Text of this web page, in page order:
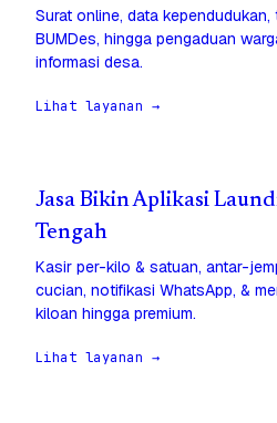
Surat online, data kependudukan,
BUMDes, hingga pengaduan
informasi desa.
Lihat layanan →
Jasa Bikin Aplikasi
Tengah
Kasir per-kilo & satuan, antar-
cucian, notifikasi WhatsApp, &
kiloan hingga premium.
Lihat layanan →